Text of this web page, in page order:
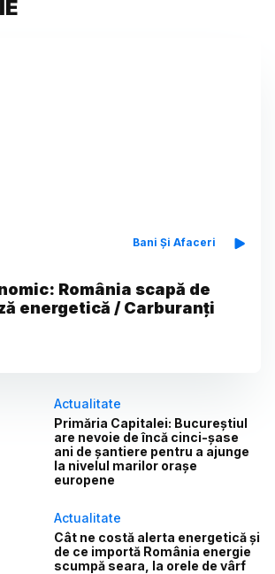
Bani Și Afaceri
România scapă de
energetică / Carburanți
Actualitate
Primăria Capitalei: Bucureștiul
are nevoie de încă cinci-șase
ani de șantiere pentru a ajunge
la nivelul marilor orașe
europene
Actualitate
Cât ne costă alerta energetică și
de ce importă România energie
scumpă seara, la orele de vârf